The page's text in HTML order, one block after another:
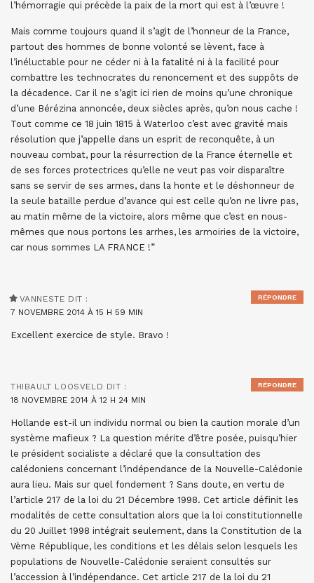
l’hémorragie qui précède la paix de la mort qui est à l’œuvre !
Mais comme toujours quand il s’agit de l’honneur de la France,
partout des hommes de bonne volonté se lèvent, face à
l’inéluctable pour ne céder ni à la fatalité ni à la facilité pour
combattre les technocrates du renoncement et des suppôts de
la décadence. Car il ne s’agit ici rien de moins qu’une chronique
d’une Bérézina annoncée, deux siècles après, qu’on nous cache !
Tout comme ce 18 juin 1815 à Waterloo c’est avec gravité mais
résolution que j’appelle dans un esprit de reconquête, à un
nouveau combat, pour la résurrection de la France éternelle et
de ses forces protectrices qu’elle ne veut pas voir disparaître
sans se servir de ses armes, dans la honte et le déshonneur de
la seule bataille perdue d’avance qui est celle qu’on ne livre pas,
au matin même de la victoire, alors même que c’est en nous-
mêmes que nous portons les arrhes, les armoiries de la victoire,
car nous sommes LA FRANCE !”
VANNESTE DIT :
7 NOVEMBRE 2014 À 15 H 59 MIN
Excellent exercice de style. Bravo !
RÉPONDRE
THIBAULT LOOSVELD DIT :
18 NOVEMBRE 2014 À 12 H 24 MIN
Hollande est-il un individu normal ou bien la caution morale d’un
système mafieux ? La question mérite d’être posée, puisqu’hier
le président socialiste a déclaré que la consultation des
calédoniens concernant l’indépendance de la Nouvelle-Calédonie
aura lieu. Mais sur quel fondement ? Sans doute, en vertu de
l’article 217 de la loi du 21 Décembre 1998. Cet article définit les
modalités de cette consultation alors que la loi constitutionnelle
du 20 Juillet 1998 intégrait seulement, dans la Constitution de la
Vème République, les conditions et les délais selon lesquels les
populations de Nouvelle-Calédonie seraient consultés sur
l’accession à l’indépendance. Cet article 217 de la loi du 21
RÉPONDRE